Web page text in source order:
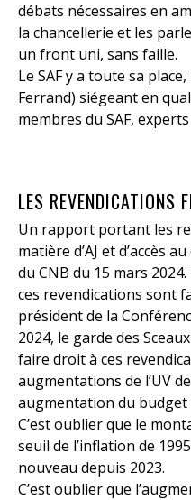
débats nécessaires en
la chancellerie et les
un front uni, sans faille.
Le SAF y a toute sa
Ferrand) siégeant en
membres du SAF,
LES REVENDICATIONS
Un rapport portant les
matière d’AJ et d’accès
du CNB du 15 mars
ces revendications sont
président de la
2024, le garde des
faire droit à ces
augmentations de l’UV
augmentation du budget
C’est oublier que le
seuil de l’inflation de
nouveau depuis 2023.
C’est oublier que